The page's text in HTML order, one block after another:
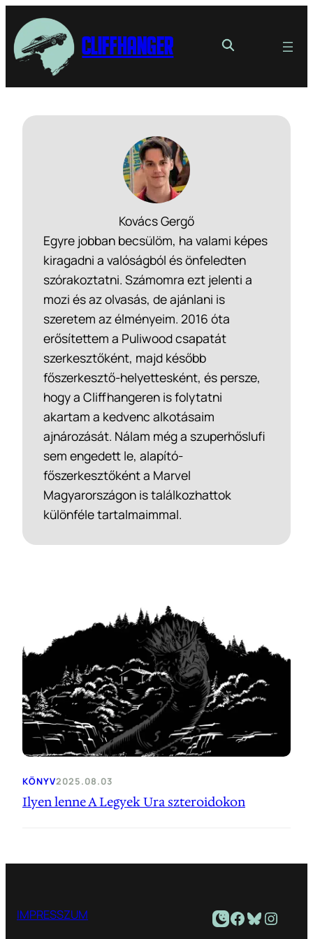
Cliffhanger
Kovács Gergő
Egyre jobban becsülöm, ha valami képes
kiragadni a valóságból és önfeledten
szórakoztatni. Számomra ezt jelenti a
mozi és az olvasás, de ajánlani is
szeretem az élményeim. 2016 óta
erősítettem a Puliwood csapatát
szerkesztőként, majd később
főszerkesztő-helyettesként, és persze,
hogy a Cliffhangeren is folytatni
akartam a kedvenc alkotásaim
ajnározását. Nálam még a szuperhőslufi
sem engedett le, alapító-
főszerkesztőként a Marvel
Magyarországon is találkozhattok
különféle tartalmaimmal.
KÖNYV2025.08.03
Ilyen lenne A Legyek Ura szteroidokon
IMPRESSZUM Facebook Bluesky Instagram